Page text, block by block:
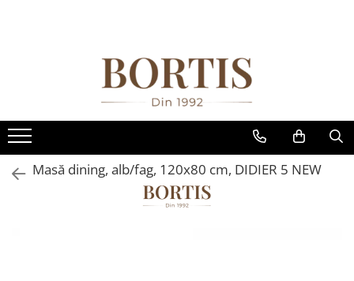
Fotolii balansoar/relaxante
Canapele
Coltare/canapele in L
Comode
Comode lux-ultramoderne
Masă dining, alb/fag, 120x80 cm, DIDIER 5 NEW